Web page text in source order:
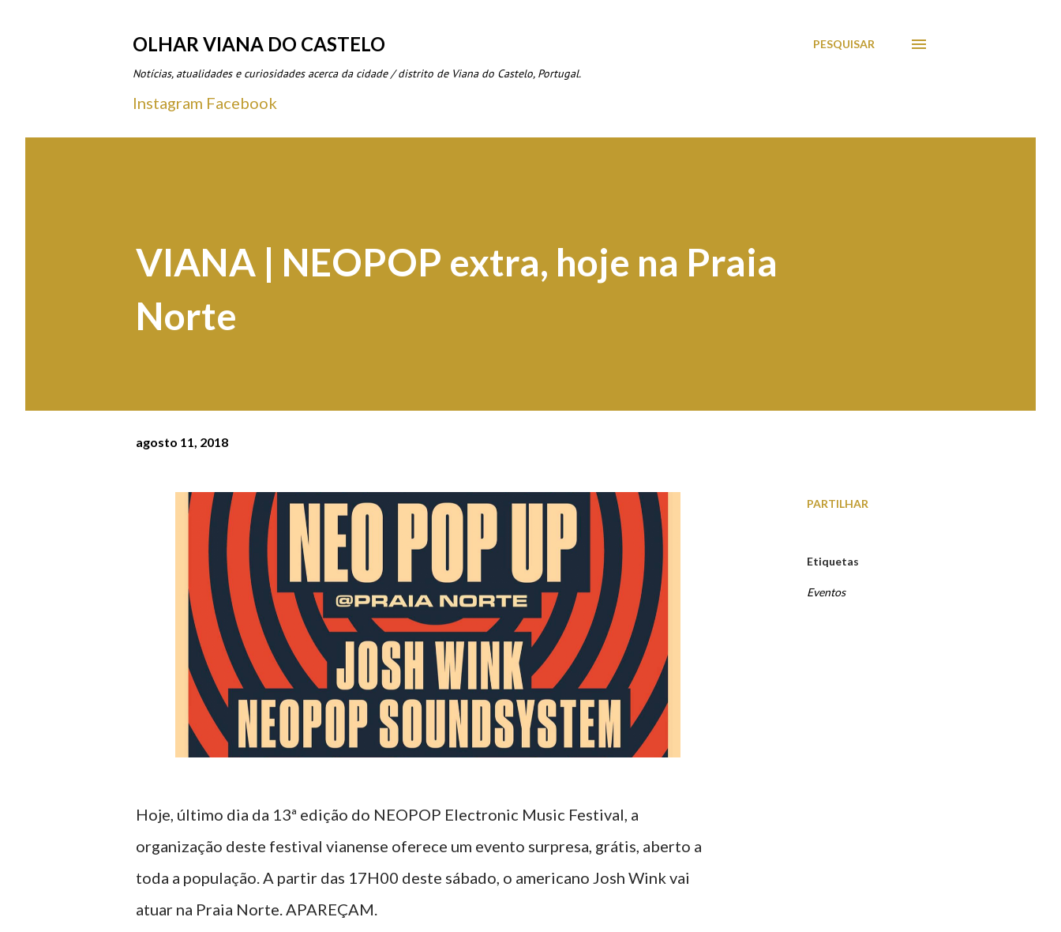
OLHAR VIANA DO CASTELO
Notícias, atualidades e curiosidades acerca da cidade / distrito de Viana do Castelo, Portugal.
PESQUISAR
Instagram Facebook
VIANA | NEOPOP extra, hoje na Praia
Norte
agosto 11, 2018
Hoje, último dia da 13ª edição do NEOPOP Electronic Music Festival, a
organização deste festival vianense oferece um evento surpresa, grátis, aberto a
toda a população. A partir das 17H00 deste sábado, o americano Josh Wink vai
atuar na Praia Norte. APAREÇAM.
PARTILHAR
Etiquetas
Eventos